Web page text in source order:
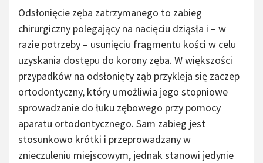
Odsłonięcie zęba zatrzymanego to zabieg
chirurgiczny polegający na nacięciu dziąsła i – w
razie potrzeby – usunięciu fragmentu kości w celu
uzyskania dostępu do korony zęba. W większości
przypadków na odsłonięty ząb przykleja się zaczep
ortodontyczny, który umożliwia jego stopniowe
sprowadzanie do łuku zębowego przy pomocy
aparatu ortodontycznego. Sam zabieg jest
stosunkowo krótki i przeprowadzany w
znieczuleniu miejscowym, jednak stanowi jedynie